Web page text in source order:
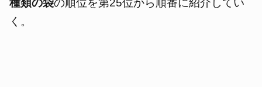
種類の袋の順位を第25位から順番に紹介してい
く。